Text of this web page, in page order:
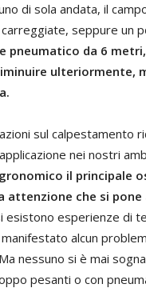
di sola andata, il
seppure un
pneumatico da 6
ulteriormente,
sul calpestamento
nei nostri
il principale
attenzione che si
esistono esperienze di
alcun
nessuno si è mai
pesanti o con